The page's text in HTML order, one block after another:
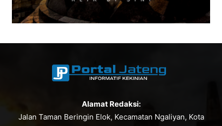
Alamat Redaksi:
Jalan Taman Beringin Elok, Kecamatan Ngaliyan, Kota